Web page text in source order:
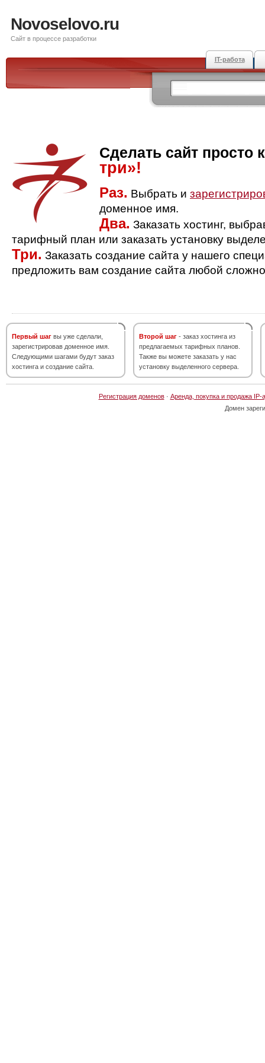
Novoselovo.ru
Сайт в процессе разработки
IT-работа
Сделать сайт просто
три»!
Раз. Выбрать и
доменное имя.
Два. Заказать хостинг,
тарифный план или заказать установку
Три. Заказать создание сайта у нашего
предложить вам создание сайта любой
Первый шаг вы уже сделали,
зарегистрировав доменное имя.
Следующими шагами будут заказ
хостинга и создание сайта.
Второй шаг - заказ хостинга из
предлагаемых тарифных планов.
Также вы можете заказать у нас
установку выделенного сервера.
Регистрация доменов· Аренда, покупка и продажа IP-
Домен